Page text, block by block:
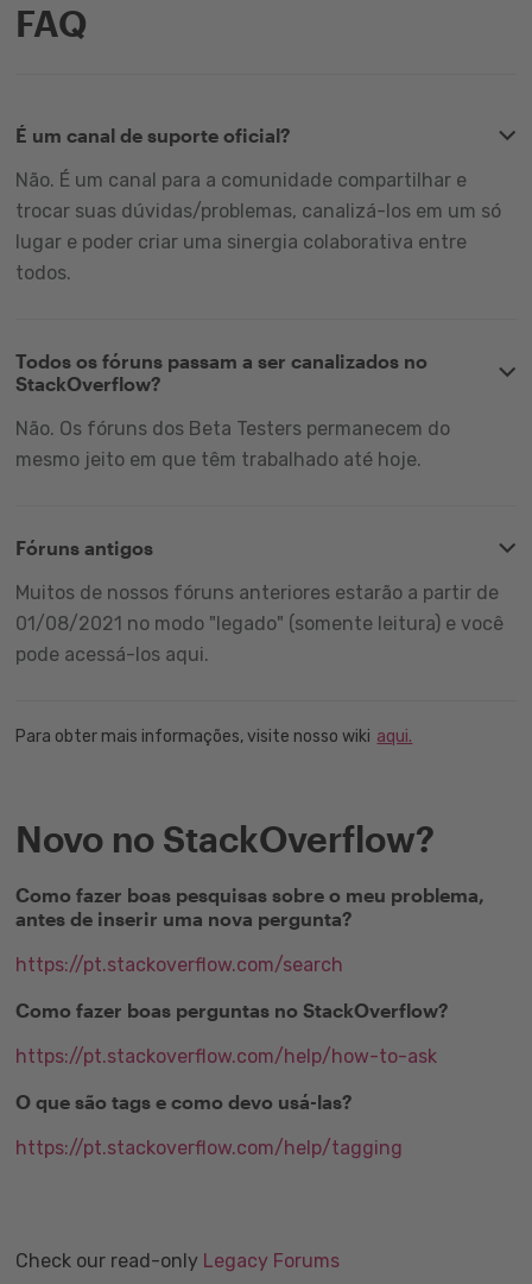
FAQ
É um canal de suporte oficial?
Não. É um canal para a comunidade compartilhar e
trocar suas dúvidas/problemas, canalizá-los em um só
lugar e poder criar uma sinergia colaborativa entre
todos.
Todos os fóruns passam a ser canalizados no
StackOverflow?
Não. Os fóruns dos Beta Testers permanecem do
mesmo jeito em que têm trabalhado até hoje.
Fóruns antigos
Muitos de nossos fóruns anteriores estarão a partir de
01/08/2021 no modo "legado" (somente leitura) e você
pode acessá-los aqui.
Para obter mais informações, visite nosso wiki aqui.
Novo no StackOverflow?
Como fazer boas pesquisas sobre o meu problema,
antes de inserir uma nova pergunta?
https://pt.stackoverflow.com/search
Como fazer boas perguntas no StackOverflow?
https://pt.stackoverflow.com/help/how-to-ask
O que são tags e como devo usá-las?
https://pt.stackoverflow.com/help/tagging
Check our read-only Legacy Forums